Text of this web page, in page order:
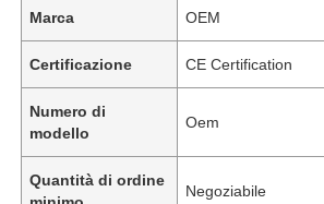
Marca OEM
Certificazione CE Certification
Numero di
modello
Oem
Quantità di ordine
Negoziabile